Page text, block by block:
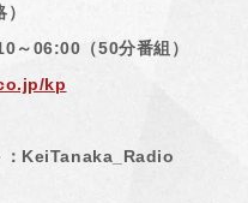
06:00（50分番組）
kp
：KeiTanaka_Radio